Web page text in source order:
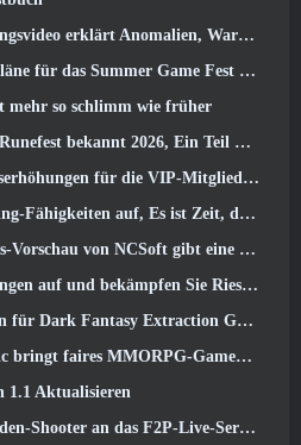
Warten, Und wie eine „geheime“ Organisation alles verfolgt
das Summer Game Fest bekannt
mehr so ​​schlimm wie früher
der Feierlichkeiten zum 25-jährigen Jubiläum von RuneScape IP
VIP-Mitgliedschaft von „Herr der Ringe Online“ an
ist Zeit, die Nachtstadt in stürmischen Wellen zu erkunden
davon, was Sie vom bevorstehenden Prologue-Test erwarten können
in Ihrer Freizeit im neuesten Update von Where Winds Meet
Extraction Game bekannt gegeben, Nebelfall-Jäger
Gameplay zurück und CBT erscheint im Juni 4
1.1 Aktualisieren
an das F2P-Live-Service-Modell gebunden??